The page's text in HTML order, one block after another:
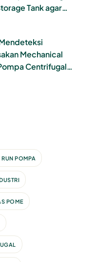
Tank agar
Mechanical
Centrifugal
POMPA
POME